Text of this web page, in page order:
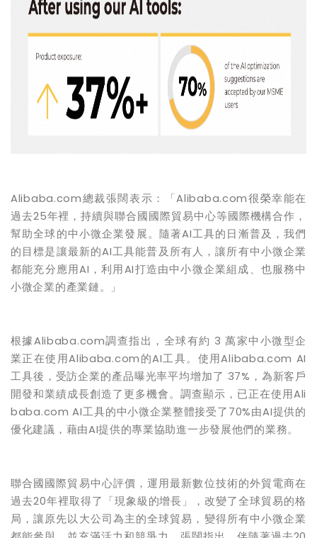
Alibaba.com總裁張闊表示：「Alibaba.com很榮幸能在
過去25年裡，持續與聯合國國際貿易中心等國際機構合作，
幫助全球的中小微企業發展。隨著AI工具的日漸普及，我們
的目標是讓最新的AI工具能普及所有人，讓所有中小微企業
都能充分應用AI，利用AI打造由中小微企業組成、也服務中
小微企業的產業鏈。」
根據Alibaba.com調查指出，全球有約 3 萬家中小微型企
業正在使用Alibaba.com的AI工具。使用Alibaba.com AI
工具後，受訪企業的產品曝光率平均增加了 37%，為新客戶
開發和業績成長創造了更多機會。調查顯示，已正在使用Ali
baba.com AI工具的中小微企業整體接受了70%由AI提供的
優化建議，藉由AI提供的專業協助進一步發展他們的業務。
聯合國國際貿易中心評價，運用最新數位技術的外貿電商在
過去20年裡取得了「現象級的增長」，改變了全球貿易的格
局，讓原先以大公司為主的全球貿易，變得所有中小微企業